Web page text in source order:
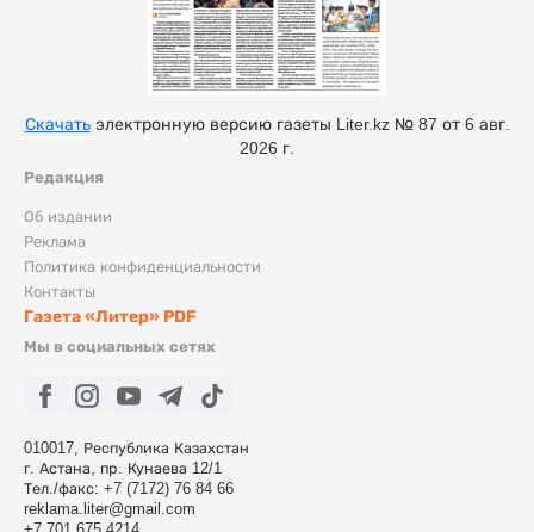
Редакция
Об издании
Реклама
Политика конфиденциальности
Контакты
Газета «Литер» PDF
Мы в социальных сетях
010017, Республика Казахстан
г. Астана, пр. Кунаева 12/1
Тел./факс: +7 (7172) 76 84 66
reklama.liter@gmail.com
Скачатьэлектронную версию газеты Liter.kz № 87 от 6 авг.
2026 г.